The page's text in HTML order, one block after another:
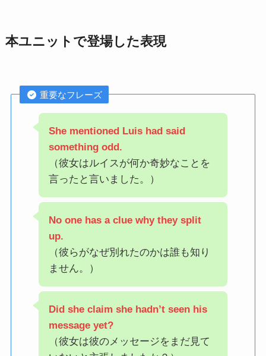
本ユニットで登場した表現
重要なフレーズ
She mentioned Luis had said
something odd.
（彼女はルイスが何か奇妙なことを
言ったと言いました。）
No one has a clue why they split
up.
（彼らがなぜ別れたのかは誰も知り
ません。）
Did she claim she hadn’t seen his
message yet?
（彼女は彼のメッセージをまだ見て